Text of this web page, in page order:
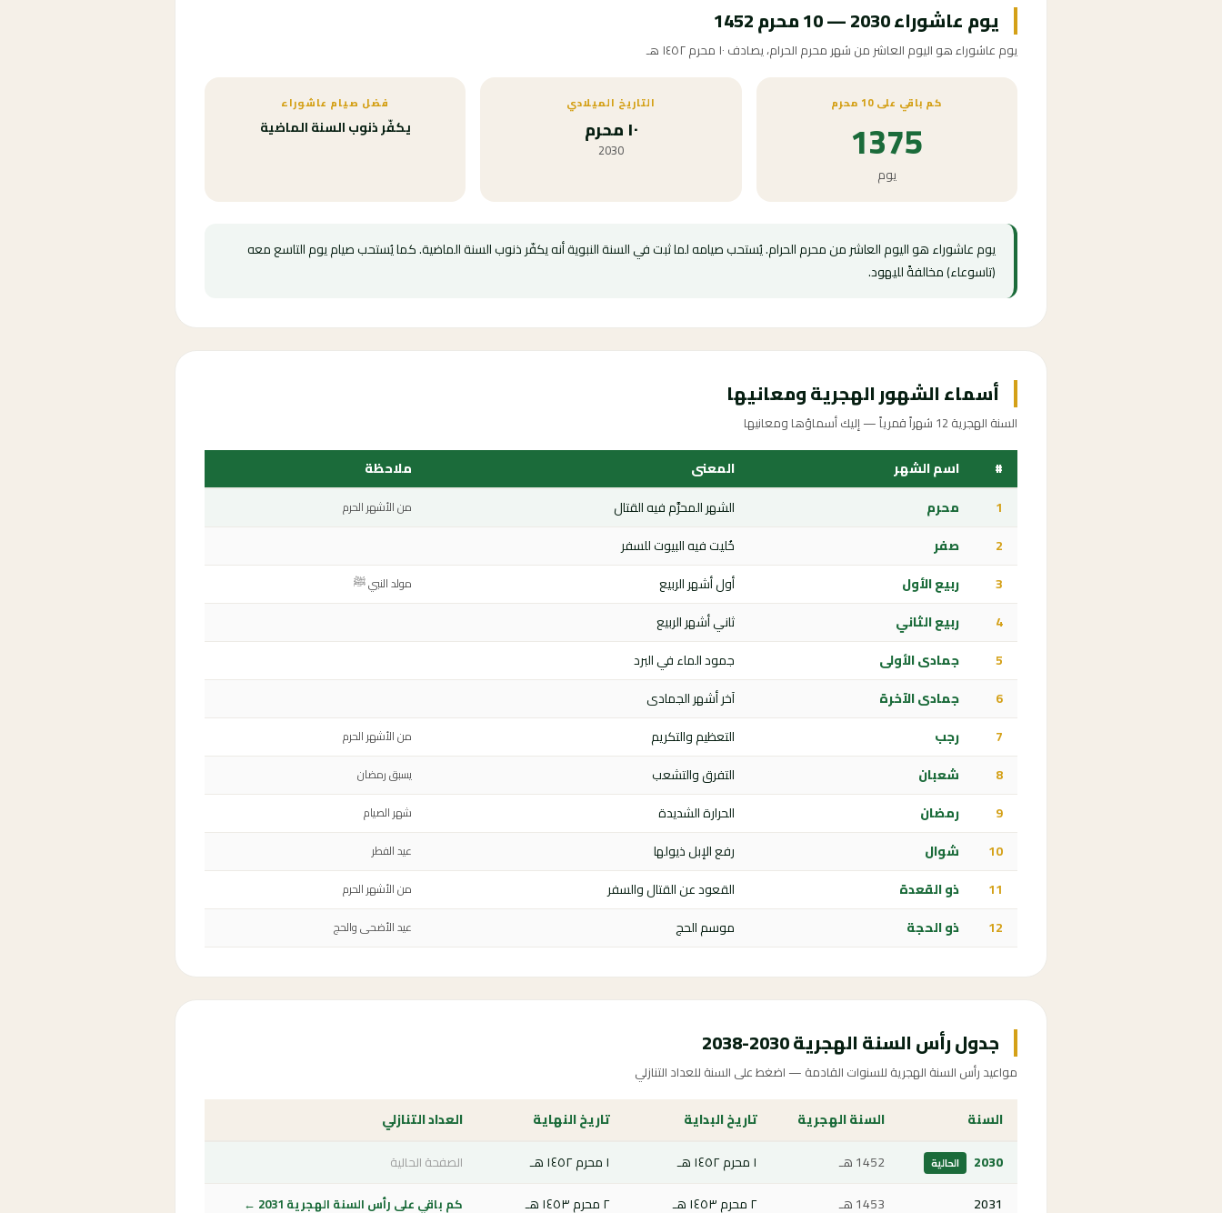
يوم عاشوراء 2030 — 10 محرم 1452
يوم عاشوراء هو اليوم العاشر من شهر محرم الحرام، يصادف ١٠ محرم ١٤٥٢ هـ
كم باقي على 10 محرم
1375
يوم
التاريخ الميلادي
١٠ محرم
2030
فضل صيام عاشوراء
يكفّر ذنوب السنة الماضية
يوم عاشوراء هو اليوم العاشر من محرم الحرام. يُستحب صيامه لما ثبت في السنة النبوية أنه يكفّر ذنوب السنة الماضية. كما يُستحب صيام يوم التاسع معه
(تاسوعاء) مخالفةً لليهود.
أسماء الشهور الهجرية ومعانيها
السنة الهجرية 12 شهراً قمرياً — إليك أسماؤها ومعانيها
# اسم الشهر المعنى
ملاحظة
1
محرم الشهر المحرَّم فيه القتال من الأشهر الحرم
2 صفر
خُليت فيه البيوت للسفر
3
ربيع الأول أول أشهر الربيع مولد النبي ﷺ
4 ربيع الثاني
ثاني أشهر الربيع
5
جمادى الأولى
جمود الماء في البرد
6
جمادى الآخرة
آخر أشهر الجمادى
7
رجب التعظيم والتكريم من الأشهر الحرم
8 شعبان التفرق والتشعب يسبق رمضان
9 رمضان الحرارة الشديدة شهر الصيام
10 شوال رفع الإبل ذيولها عيد الفطر
11 ذو القعدة القعود عن القتال والسفر من الأشهر الحرم
12 ذو الحجة موسم الحج عيد الأضحى والحج
جدول رأس السنة الهجرية 2030-2038
مواعيد رأس السنة الهجرية للسنوات القادمة — اضغط على السنة للعداد التنازلي
السنة السنة الهجرية تاريخ البداية تاريخ النهاية
العداد التنازلي
2030
الحالية 1452 هـ ١ محرم ١٤٥٢ هـ ١ محرم ١٤٥٢ هـ الصفحة الحالية
2031 1453 هـ ٢ محرم ١٤٥٣ هـ ٢ محرم ١٤٥٣ هـ كم باقي على رأس السنة الهجرية 2031 ←